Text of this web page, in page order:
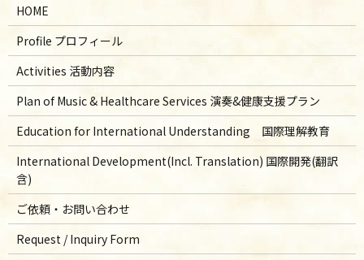
HOME
Profile プロフィール
Activities 活動内容
Plan of Music & Healthcare Services 演奏&健康支援プラン
Education for International Understanding 国際理解教育
International Development(Incl. Translation) 国際開発(翻訳
含)
ご依頼・お問い合わせ
Request / Inquiry Form